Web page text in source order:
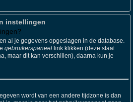
instellingen
al je gegevens opgeslagen in de database.
gebruikerspaneel link klikken (deze staat
maar dit kan verschillen), daarna kun je
wordt van een andere tijdzone is dan